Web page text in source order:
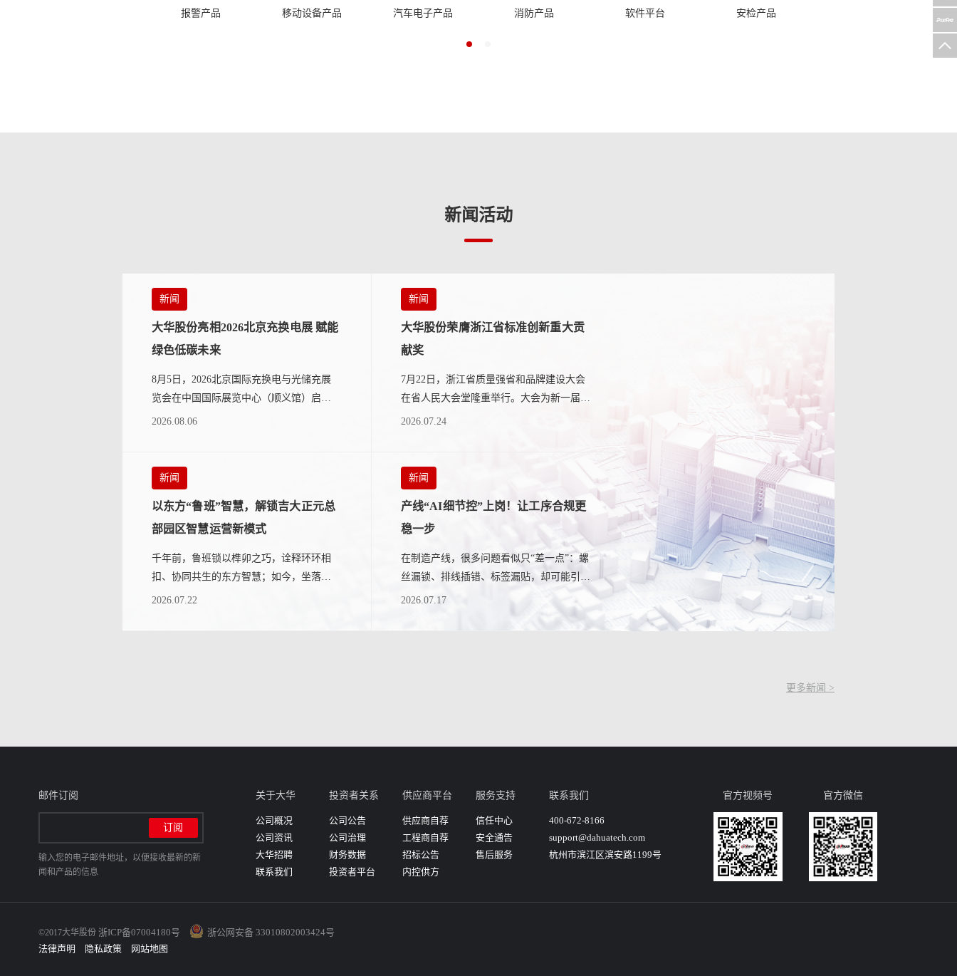
报警产品 移动设备产品 汽车电子产品 消防产品 软件平台 安检产品
新闻活动
新闻
大华股份亮相2026北京充换电展 赋能
绿色低碳未来
8月5日，2026北京国际充换电与光储充展
览会在中国国际展览中心（顺义馆）启
幕。大华股份携全系列自研充电硬件及“五
2026.08.06
新闻
大华股份荣膺浙江省标准创新重大贡
献奖
7月22日，浙江省质量强省和品牌建设大会
在省人民大会堂隆重举行。大会为新一届标
准创新重大贡献奖、质量奖等获奖单位颁
2026.07.24
新闻
以东方“鲁班”智慧，解锁吉大正元总
部园区智慧运营新模式
千年前，鲁班锁以榫卯之巧，诠释环环相
扣、协同共生的东方智慧；如今，坐落于
长春高新核心片区的吉大正元总部大厦
2026.07.22
新闻
产线“AI细节控”上岗！让工序合规更
稳一步
在制造产线，很多问题看似只“差一点”：螺
丝漏锁、排线插错、标签漏贴，却可能引发
返工返修，让生产结果“差上一大截”。在大
2026.07.17
更多新闻 >
邮件订阅
输入您的电子邮件地址，以便接收最新的新
闻和产品的信息
关于大华
公司概况
公司资讯
大华招聘
联系我们
投资者关系
公司公告
公司治理
财务数据
投资者平台
供应商平台
供应商自荐
工程商自荐
招标公告
内控供方
服务支持
信任中心
安全通告
售后服务
联系我们
400-672-8166
support@dahuatech.com
杭州市滨江区滨安路1199号
官方视频号 官方微信
©2017大华股份 浙ICP备07004180号
浙公网安备 33010802003424号
法律声明
隐私政策 网站地图